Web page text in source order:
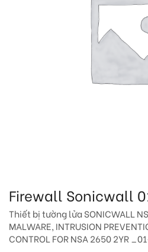
Firewall Sonicwall
Thiết bị tường lửa SONICWALL
MALWARE, INTRUSION
CONTROL FOR NSA 2650 2YR